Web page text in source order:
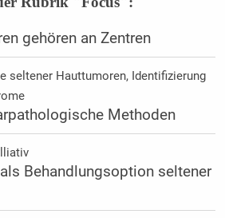
gehören an Zentren
seltener Hauttumoren, Identifizierung
Methoden
Behandlungsoption seltener